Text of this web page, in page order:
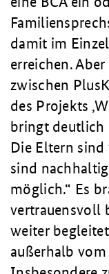
damit im
erreichen.
zwischen
des Projekts
bringt deutlich
Die Eltern sind
sind
möglich.
Es
vertrauensvoll
weiter
außerhalb